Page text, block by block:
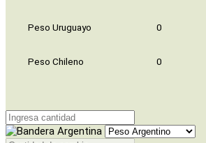
Peso Uruguayo 0
Peso Chileno 0